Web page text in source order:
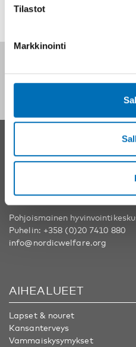
Tilastot
Markkinointi
info@nordicwelfare.org
Pohjoismainen
Puhelin: +358 (0)20 7410 880
info@nordicwelfare.org
AIHEALUEET
Lapset & nouret
Kansanterveys
Vammaiskysymykset